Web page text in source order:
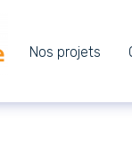
Nos projets